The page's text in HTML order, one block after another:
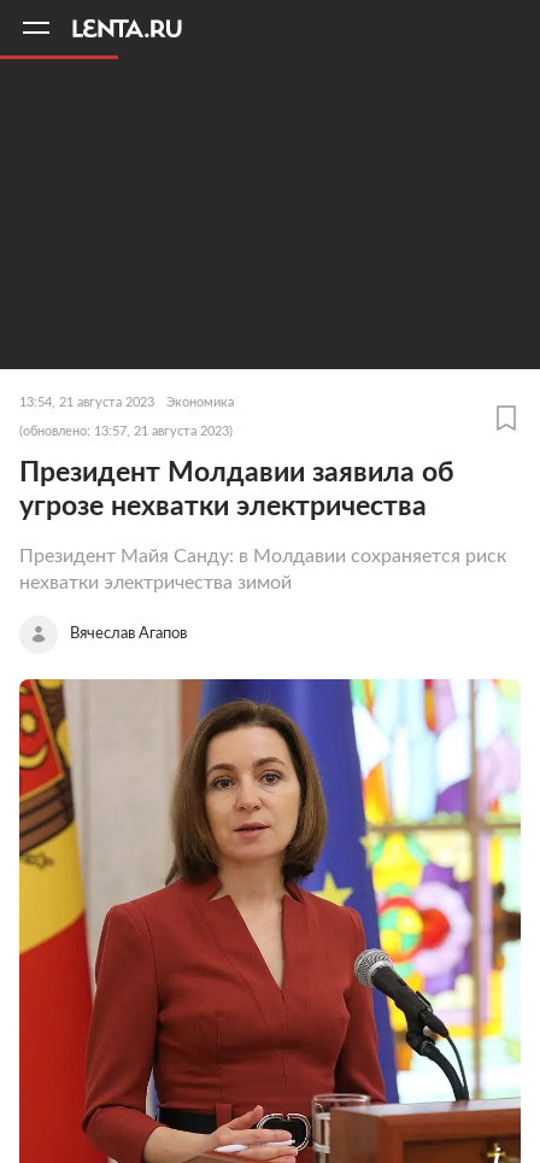
13:54, 21 августа 2023 Экономика
(обновлено: 13:57, 21 августа 2023)
Президент Молдавии заявила об
угрозе нехватки электричества
Президент Майя Санду: в Молдавии сохраняется риск
нехватки электричества зимой
Вячеслав Агапов